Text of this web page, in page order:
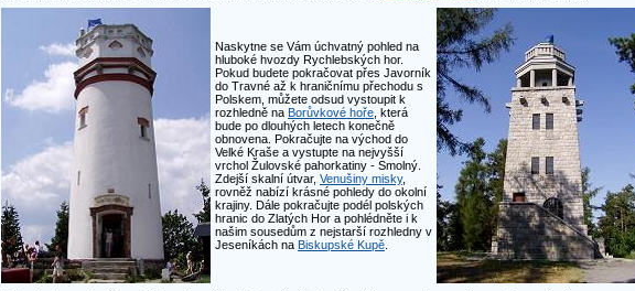
Naskytne se Vám úchvatný pohled na
hluboké hvozdy Rychlebských hor.
Pokud budete pokračovat přes Javorník
do Travné až k hraničnímu přechodu s
Polskem, můžete odsud vystoupit k
rozhledně na Borůvkové hoře , která
bude po dlouhých letech konečně
obnovena. Pokračujte na východ do
Velké Kraše a vystupte na nejvyšší
vrchol Žulovské pahorkatiny - Smolný.
Zdejší skalní útvar, Venušiny misky,
rovněž nabízí krásné pohledy do okolní
krajiny. Dále pokračujte podél polských
hranic do Zlatých Hor a pohlédněte i k
našim sousedům z nejstarší rozhledny v
Jeseníkách na Biskupské Kupě